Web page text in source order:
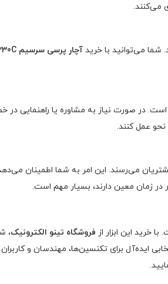
می‌کنند.
می‌توانید با خرید آچار پرسی سرسیم DTEC DT-230C
در صورت نیاز به مشاوره یا راهنمایی در
نحو عمل کنند.
می‌رسند. این امر به شما اطمینان
در زمان معین دارند، بسیار مهم است.
خرید این ابزار از فروشگاه تینو الکترونیک،
ایده‌آل برای تکنسین‌ها، مهندسان و